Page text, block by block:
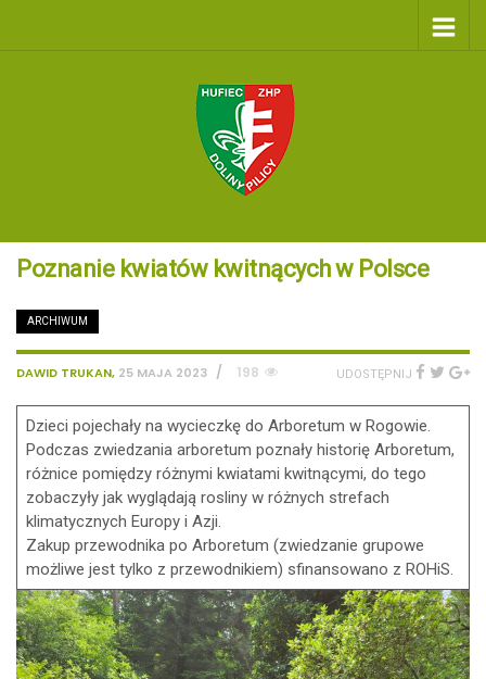
Poznanie kwiatów kwitnących w Polsce
ARCHIWUM
UDOSTĘPNIJ
DAWID TRUKAN, 25 MAJA 2023 / 198
Dzieci pojechały na wycieczkę do Arboretum w Rogowie.
Podczas zwiedzania arboretum poznały historię Arboretum,
różnice pomiędzy różnymi kwiatami kwitnącymi, do tego
zobaczyły jak wyglądają rosliny w różnych strefach
klimatycznych Europy i Azji.
Zakup przewodnika po Arboretum (zwiedzanie grupowe
możliwe jest tylko z przewodnikiem) sfinansowano z ROHiS.